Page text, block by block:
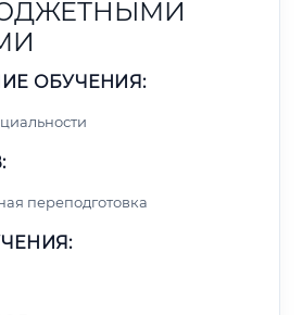
ОБУЧЕНИЯ:
переподготовка